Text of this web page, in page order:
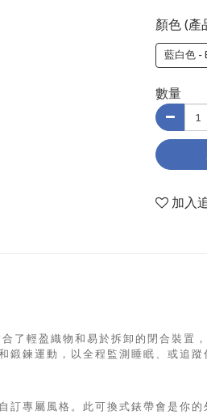
顏色 (產
藍白色 -
數量
加入
輕盈織物和易於拆卸的閉合裝置
鍛鍊運動，以全程監測睡眠、或追蹤
訂專屬風格。此可換式錶帶會是你